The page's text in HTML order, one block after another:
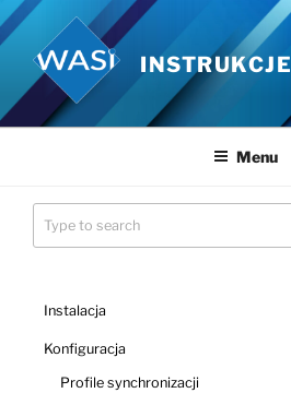
Przejdź
do
treści
INSTRUKCJE
Menu
Instalacja
Konfiguracja
Profile synchronizacji